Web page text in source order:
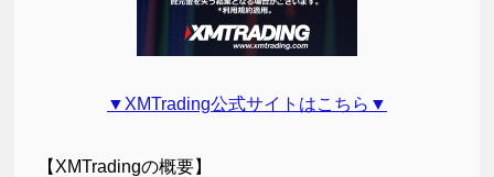
▼XMTrading公式サイトはこちら▼
【XMTradingの概要】